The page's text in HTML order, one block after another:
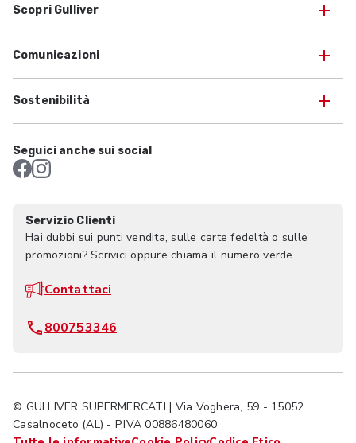
Scopri Gulliver
Comunicazioni
Sostenibilità
Seguici anche sui social
Servizio Clienti
Hai dubbi sui punti vendita, sulle carte fedeltà o sulle
promozioni? Scrivici oppure chiama il numero verde.
Contattaci
800753346
© GULLIVER SUPERMERCATI | Via Voghera, 59 - 15052
Casalnoceto (AL) - P.IVA 00886480060